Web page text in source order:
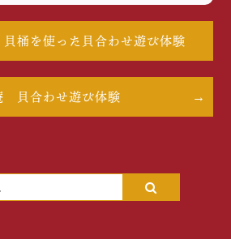
桶を使った貝合わせ遊び体験
貝合わせ遊び体験